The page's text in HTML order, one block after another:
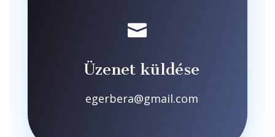

Üzenet küldése
egerbera@gmail.com